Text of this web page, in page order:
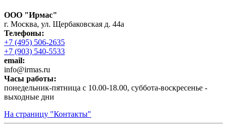
ООО "Ирмас"
г. Москва, ул. Щербаковская д. 44а
Телефоны:
+7 (495) 506-2635
+7 (903) 540-5533
email:
infо@irmas.ru
Часы работы:
понедельник-пятница с 10.00-18.00, суббота-воскресенье -
выходные дни
На страницу "Контакты"